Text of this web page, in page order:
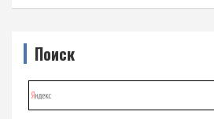
Поиск